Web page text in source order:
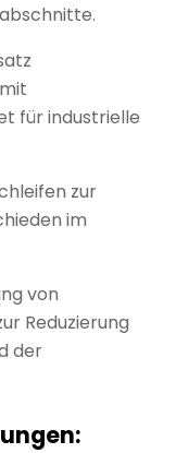
für industrielle
zur
im
von
Reduzierung
der